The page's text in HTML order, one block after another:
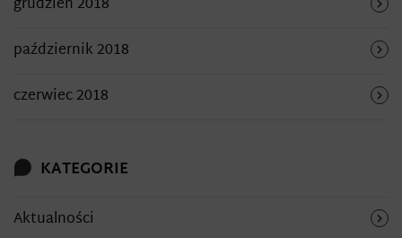
październik 2018
czerwiec 2018
KATEGORIE
Aktualności